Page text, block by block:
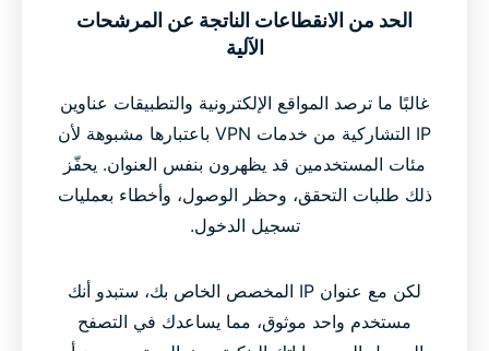
الحد من الانقطاعات الناتجة عن المرشحات
الآلية
غالبًا ما ترصد المواقع الإلكترونية والتطبيقات عناوين
IP التشاركية من خدمات VPN باعتبارها مشبوهة لأن
مئات المستخدمين قد يظهرون بنفس العنوان. يحفّز
ذلك طلبات التحقق، وحظر الوصول، وأخطاء بعمليات
تسجيل الدخول.
لكن مع عنوان IP المخصص الخاص بك، ستبدو أنك
مستخدم واحد موثوق، مما يساعدك في التصفح